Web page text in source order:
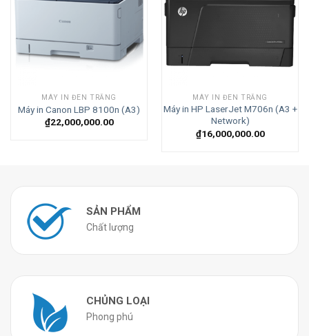
MÁY IN ĐEN TRẮNG
Máy in Canon LBP 8100n (A3)
₫22,000,000.00
MÁY IN ĐEN TRẮNG
Máy in HP LaserJet M706n (A3 +
Network)
₫16,000,000.00
SẢN PHẨM
Chất lượng
CHỦNG LOẠI
Phong phú